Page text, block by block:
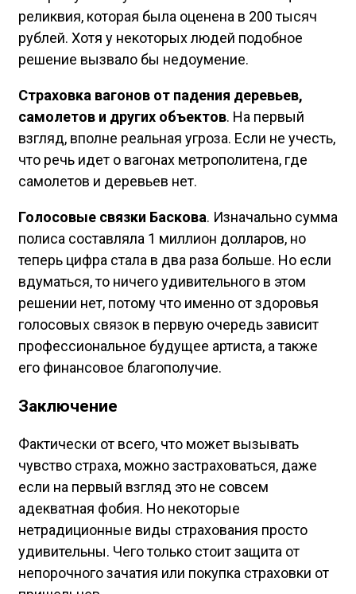
реликвия, которая была оценена в 200 тысяч
рублей. Хотя у некоторых людей подобное
решение вызвало бы недоумение.
Страховка вагонов от падения деревьев,
самолетов и других объектов. На первый
взгляд, вполне реальная угроза. Если не учесть,
что речь идет о вагонах метрополитена, где
самолетов и деревьев нет.
Голосовые связки Баскова. Изначально сумма
полиса составляла 1 миллион долларов, но
теперь цифра стала в два раза больше. Но если
вдуматься, то ничего удивительного в этом
решении нет, потому что именно от здоровья
голосовых связок в первую очередь зависит
профессиональное будущее артиста, а также
его финансовое благополучие.
Заключение
Фактически от всего, что может вызывать
чувство страха, можно застраховаться, даже
если на первый взгляд это не совсем
адекватная фобия. Но некоторые
нетрадиционные виды страхования просто
удивительны. Чего только стоит защита от
непорочного зачатия или покупка страховки от